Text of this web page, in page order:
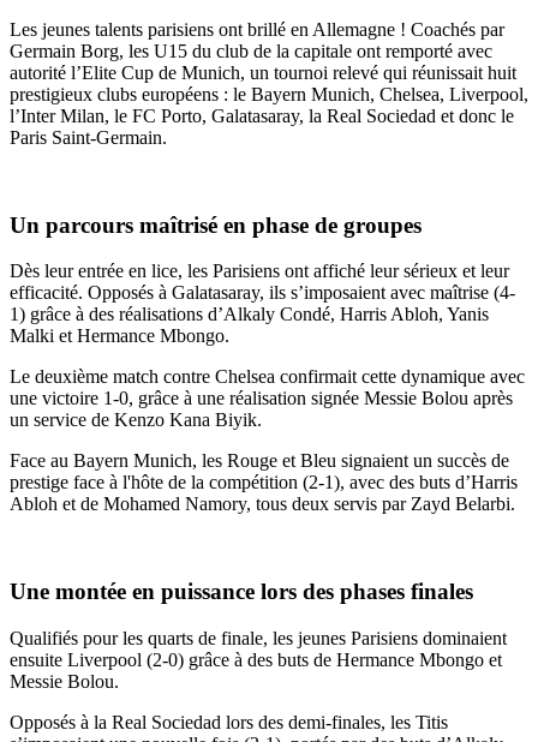
Les jeunes talents parisiens ont brillé en Allemagne ! Coachés par
Germain Borg, les U15 du club de la capitale ont remporté avec
autorité l’Elite Cup de Munich, un tournoi relevé qui réunissait huit
prestigieux clubs européens : le Bayern Munich, Chelsea, Liverpool,
l’Inter Milan, le FC Porto, Galatasaray, la Real Sociedad et donc le
Paris Saint-Germain.
Un parcours maîtrisé en phase de groupes
Dès leur entrée en lice, les Parisiens ont affiché leur sérieux et leur
efficacité. Opposés à Galatasaray, ils s’imposaient avec maîtrise (4-
1) grâce à des réalisations d’Alkaly Condé, Harris Abloh, Yanis
Malki et Hermance Mbongo.
Le deuxième match contre Chelsea confirmait cette dynamique avec
une victoire 1-0, grâce à une réalisation signée Messie Bolou après
un service de Kenzo Kana Biyik.
Face au Bayern Munich, les Rouge et Bleu signaient un succès de
prestige face à l'hôte de la compétition (2-1), avec des buts d’Harris
Abloh et de Mohamed Namory, tous deux servis par Zayd Belarbi.
Une montée en puissance lors des phases finales
Qualifiés pour les quarts de finale, les jeunes Parisiens dominaient
ensuite Liverpool (2-0) grâce à des buts de Hermance Mbongo et
Messie Bolou.
Opposés à la Real Sociedad lors des demi-finales, les Titis